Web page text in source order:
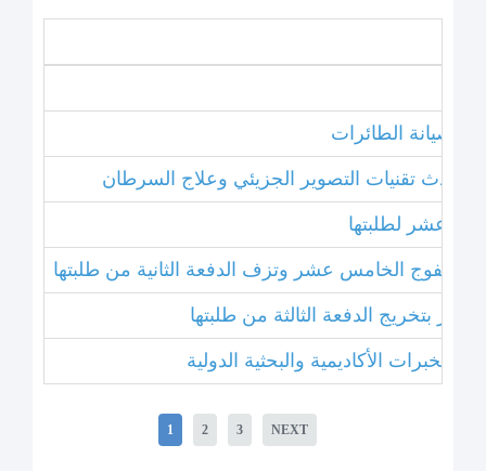
صيانة الطائرات
أحدث تقنيات التصوير الجزيئي وعلاج السرطان
عشر لطلبتها
الفوج الخامس عشر وتزف الدفعة الثانية من طلبتها
بتخريج الدفعة الثالثة من طلبتها
1 2 3 NEXT